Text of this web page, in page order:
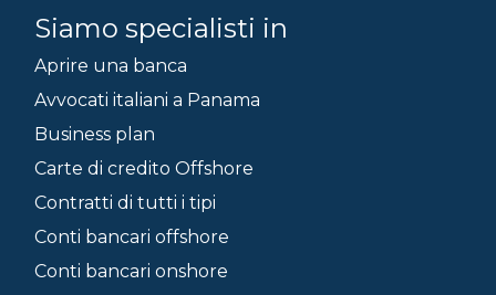
Siamo specialisti in
Aprire una banca
Avvocati italiani a Panama
Business plan
Carte di credito Offshore
Contratti di tutti i tipi
Conti bancari offshore
Conti bancari onshore